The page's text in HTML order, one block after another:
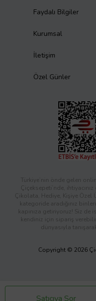
Satıcıya Sor
Faydalı Bilgiler
Kurumsal
İletişim
Özel Günler
Türkiye’nin önde gelen
Çiçeksepeti’nde,
Çikolata, Hediye, Kişiye Özel
kategoride aradığınız
kapınıza getiriyoruz! Siz
kendiniz için sipariş
dünyasıyla
Copyright © 2026